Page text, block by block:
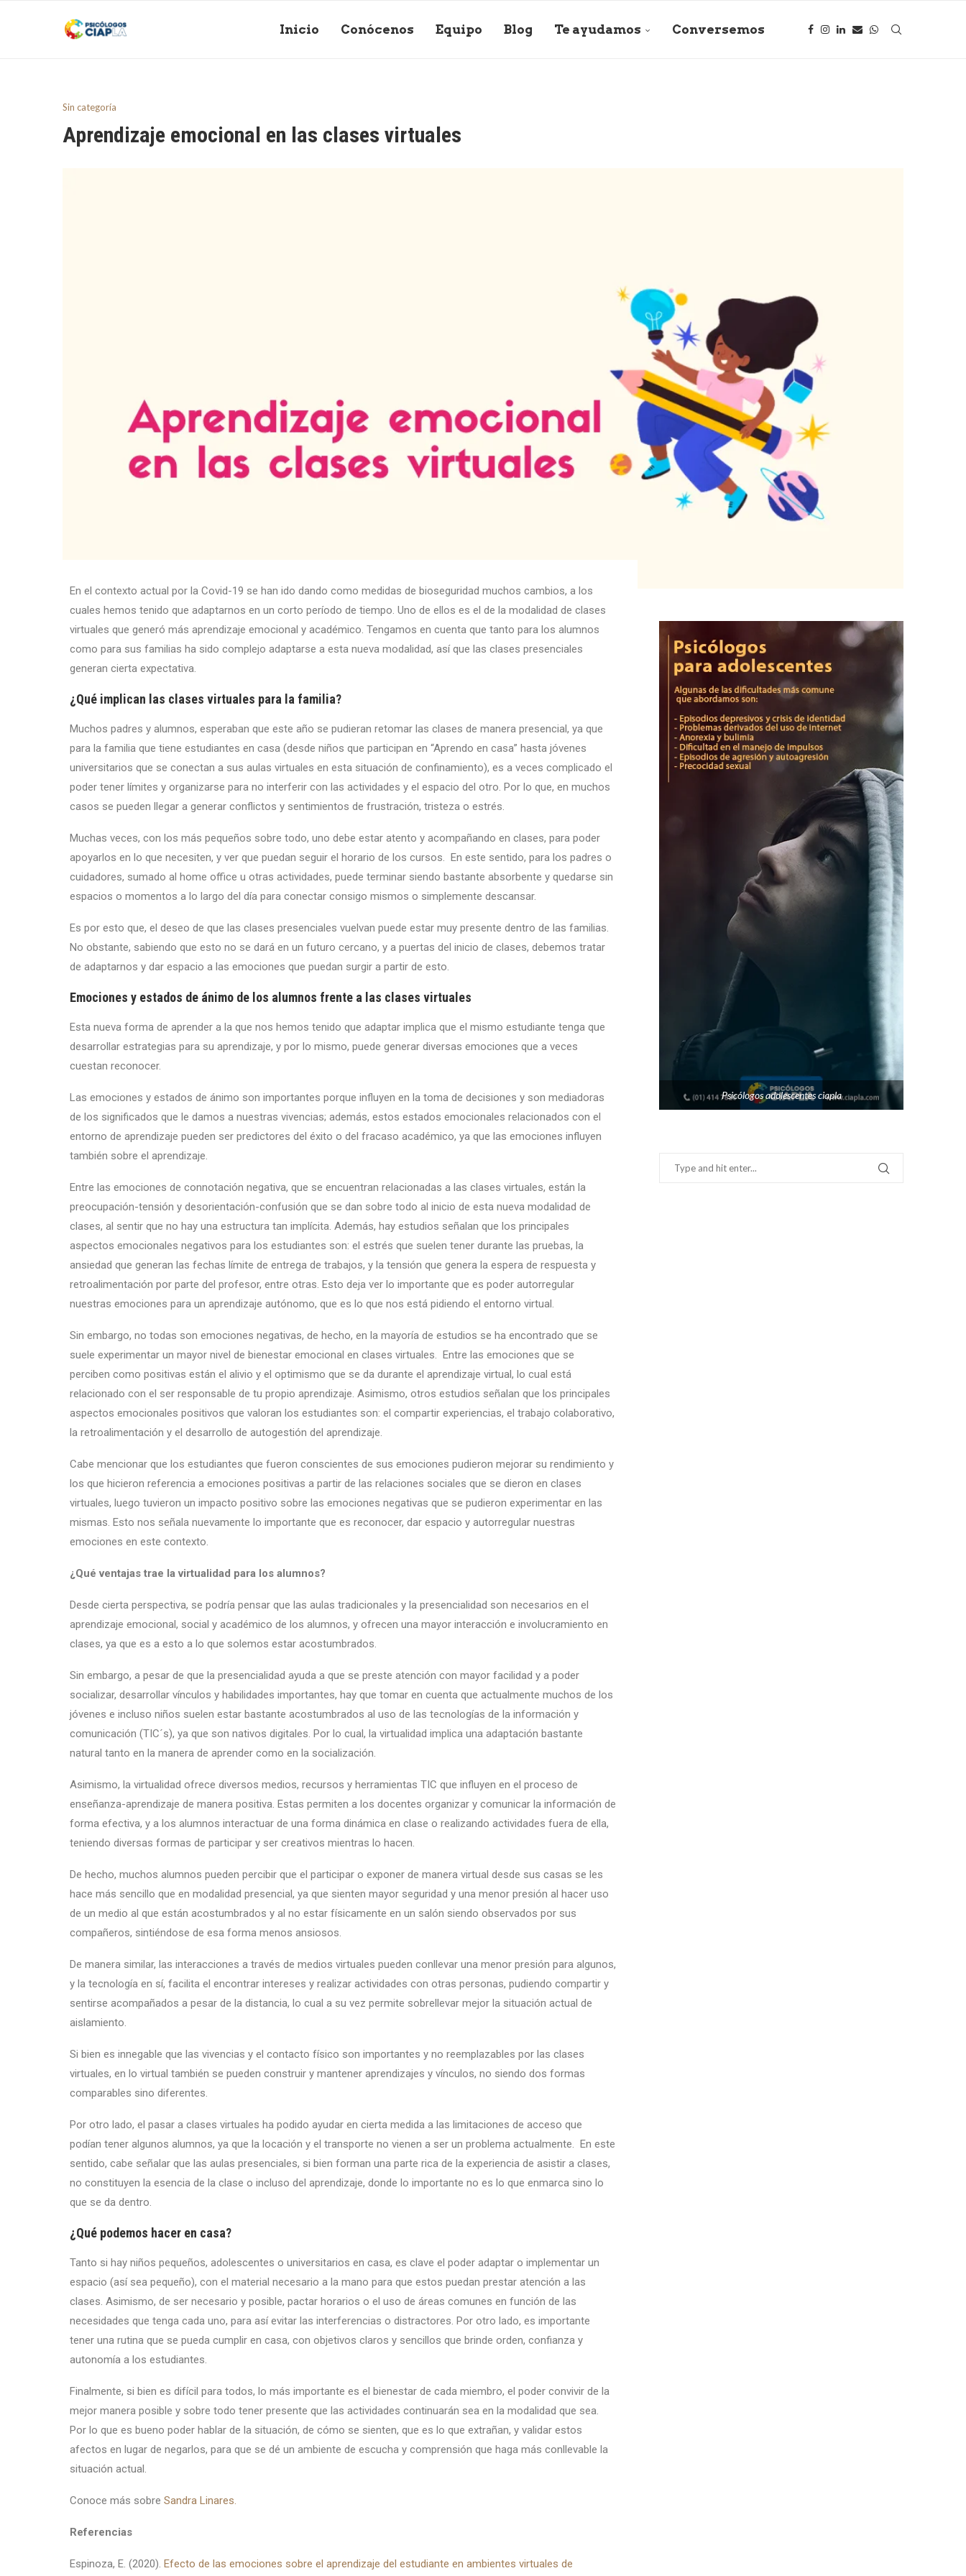
Inicio Conócenos Equipo Blog Te ayudamos Conversemos
Sin categoría
Aprendizaje emocional en las clases virtuales
En el contexto actual por la Covid-19 se han ido dando como medidas de bioseguridad muchos cambios, a los
cuales hemos tenido que adaptarnos en un corto período de tiempo. Uno de ellos es el de la modalidad de clases
virtuales que generó más aprendizaje emocional y académico. Tengamos en cuenta que tanto para los alumnos
como para sus familias ha sido complejo adaptarse a esta nueva modalidad, así que las clases presenciales
generan cierta expectativa.
¿Qué implican las clases virtuales para la familia?
Muchos padres y alumnos, esperaban que este año se pudieran retomar las clases de manera presencial, ya que
para la familia que tiene estudiantes en casa (desde niños que participan en “Aprendo en casa” hasta jóvenes
universitarios que se conectan a sus aulas virtuales en esta situación de confinamiento), es a veces complicado el
poder tener límites y organizarse para no interferir con las actividades y el espacio del otro. Por lo que, en muchos
casos se pueden llegar a generar conflictos y sentimientos de frustración, tristeza o estrés.
Muchas veces, con los más pequeños sobre todo, uno debe estar atento y acompañando en clases, para poder
apoyarlos en lo que necesiten, y ver que puedan seguir el horario de los cursos. En este sentido, para los padres o
cuidadores, sumado al home office u otras actividades, puede terminar siendo bastante absorbente y quedarse sin
espacios o momentos a lo largo del día para conectar consigo mismos o simplemente descansar.
Es por esto que, el deseo de que las clases presenciales vuelvan puede estar muy presente dentro de las familias.
No obstante, sabiendo que esto no se dará en un futuro cercano, y a puertas del inicio de clases, debemos tratar
de adaptarnos y dar espacio a las emociones que puedan surgir a partir de esto.
Emociones y estados de ánimo de los alumnos frente a las clases virtuales
Esta nueva forma de aprender a la que nos hemos tenido que adaptar implica que el mismo estudiante tenga que
desarrollar estrategias para su aprendizaje, y por lo mismo, puede generar diversas emociones que a veces
cuestan reconocer.
Las emociones y estados de ánimo son importantes porque influyen en la toma de decisiones y son mediadoras
de los significados que le damos a nuestras vivencias; además, estos estados emocionales relacionados con el
entorno de aprendizaje pueden ser predictores del éxito o del fracaso académico, ya que las emociones influyen
también sobre el aprendizaje.
Entre las emociones de connotación negativa, que se encuentran relacionadas a las clases virtuales, están la
preocupación-tensión y desorientación-confusión que se dan sobre todo al inicio de esta nueva modalidad de
clases, al sentir que no hay una estructura tan implícita. Además, hay estudios señalan que los principales
aspectos emocionales negativos para los estudiantes son: el estrés que suelen tener durante las pruebas, la
ansiedad que generan las fechas límite de entrega de trabajos, y la tensión que genera la espera de respuesta y
retroalimentación por parte del profesor, entre otras. Esto deja ver lo importante que es poder autorregular
nuestras emociones para un aprendizaje autónomo, que es lo que nos está pidiendo el entorno virtual.
Sin embargo, no todas son emociones negativas, de hecho, en la mayoría de estudios se ha encontrado que se
suele experimentar un mayor nivel de bienestar emocional en clases virtuales. Entre las emociones que se
perciben como positivas están el alivio y el optimismo que se da durante el aprendizaje virtual, lo cual está
relacionado con el ser responsable de tu propio aprendizaje. Asimismo, otros estudios señalan que los principales
aspectos emocionales positivos que valoran los estudiantes son: el compartir experiencias, el trabajo colaborativo,
la retroalimentación y el desarrollo de autogestión del aprendizaje.
Cabe mencionar que los estudiantes que fueron conscientes de sus emociones pudieron mejorar su rendimiento y
los que hicieron referencia a emociones positivas a partir de las relaciones sociales que se dieron en clases
virtuales, luego tuvieron un impacto positivo sobre las emociones negativas que se pudieron experimentar en las
mismas. Esto nos señala nuevamente lo importante que es reconocer, dar espacio y autorregular nuestras
emociones en este contexto.
¿Qué ventajas trae la virtualidad para los alumnos?
Desde cierta perspectiva, se podría pensar que las aulas tradicionales y la presencialidad son necesarios en el
aprendizaje emocional, social y académico de los alumnos, y ofrecen una mayor interacción e involucramiento en
clases, ya que es a esto a lo que solemos estar acostumbrados.
Sin embargo, a pesar de que la presencialidad ayuda a que se preste atención con mayor facilidad y a poder
socializar, desarrollar vínculos y habilidades importantes, hay que tomar en cuenta que actualmente muchos de los
jóvenes e incluso niños suelen estar bastante acostumbrados al uso de las tecnologías de la información y
comunicación (TIC´s), ya que son nativos digitales. Por lo cual, la virtualidad implica una adaptación bastante
natural tanto en la manera de aprender como en la socialización.
Asimismo, la virtualidad ofrece diversos medios, recursos y herramientas TIC que influyen en el proceso de
enseñanza-aprendizaje de manera positiva. Estas permiten a los docentes organizar y comunicar la información de
forma efectiva, y a los alumnos interactuar de una forma dinámica en clase o realizando actividades fuera de ella,
teniendo diversas formas de participar y ser creativos mientras lo hacen.
De hecho, muchos alumnos pueden percibir que el participar o exponer de manera virtual desde sus casas se les
hace más sencillo que en modalidad presencial, ya que sienten mayor seguridad y una menor presión al hacer uso
de un medio al que están acostumbrados y al no estar físicamente en un salón siendo observados por sus
compañeros, sintiéndose de esa forma menos ansiosos.
De manera similar, las interacciones a través de medios virtuales pueden conllevar una menor presión para algunos,
y la tecnología en sí, facilita el encontrar intereses y realizar actividades con otras personas, pudiendo compartir y
sentirse acompañados a pesar de la distancia, lo cual a su vez permite sobrellevar mejor la situación actual de
aislamiento.
Si bien es innegable que las vivencias y el contacto físico son importantes y no reemplazables por las clases
virtuales, en lo virtual también se pueden construir y mantener aprendizajes y vínculos, no siendo dos formas
comparables sino diferentes.
Por otro lado, el pasar a clases virtuales ha podido ayudar en cierta medida a las limitaciones de acceso que
podían tener algunos alumnos, ya que la locación y el transporte no vienen a ser un problema actualmente. En este
sentido, cabe señalar que las aulas presenciales, si bien forman una parte rica de la experiencia de asistir a clases,
no constituyen la esencia de la clase o incluso del aprendizaje, donde lo importante no es lo que enmarca sino lo
que se da dentro.
¿Qué podemos hacer en casa?
Tanto si hay niños pequeños, adolescentes o universitarios en casa, es clave el poder adaptar o implementar un
espacio (así sea pequeño), con el material necesario a la mano para que estos puedan prestar atención a las
clases. Asimismo, de ser necesario y posible, pactar horarios o el uso de áreas comunes en función de las
necesidades que tenga cada uno, para así evitar las interferencias o distractores. Por otro lado, es importante
tener una rutina que se pueda cumplir en casa, con objetivos claros y sencillos que brinde orden, confianza y
autonomía a los estudiantes.
Finalmente, si bien es difícil para todos, lo más importante es el bienestar de cada miembro, el poder convivir de la
mejor manera posible y sobre todo tener presente que las actividades continuarán sea en la modalidad que sea.
Por lo que es bueno poder hablar de la situación, de cómo se sienten, que es lo que extrañan, y validar estos
afectos en lugar de negarlos, para que se dé un ambiente de escucha y comprensión que haga más conllevable la
situación actual.
Conoce más sobre Sandra Linares.
Referencias
Espinoza, E. (2020). Efecto de las emociones sobre el aprendizaje del estudiante en ambientes virtuales de
Psicólogos adolescentes ciapla